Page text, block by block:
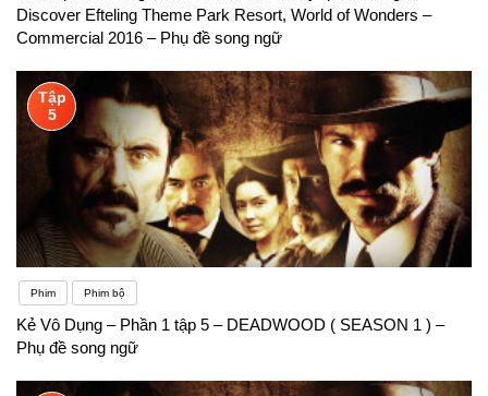
Discover Efteling Theme Park Resort, World of Wonders –
Commercial 2016 – Phụ đề song ngữ
Tập
5
Phim Phim bộ
Kẻ Vô Dụng – Phần 1 tập 5 – DEADWOOD ( SEASON 1 ) –
Phụ đề song ngữ